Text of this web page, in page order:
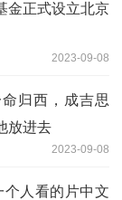
金正式设立北京
2023-09-08
归西，成吉思
放进去
2023-09-08
人看的片中文